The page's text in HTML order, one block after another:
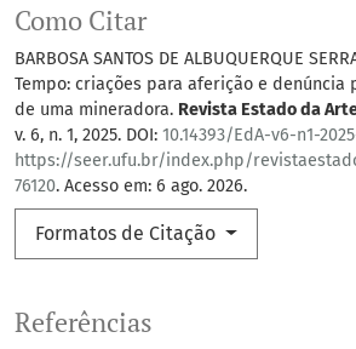
Como Citar
BARBOSA SANTOS DE ALBUQUERQUE
Tempo: criações para aferição e denúncia
de uma mineradora. Revista Estado da
v. 6, n. 1, 2025. DOI: 10.14393/EdA-v6-n1-
https://seer.ufu.br/index.php/
76120. Acesso em: 6 ago. 2026.
Formatos de Citação
Referências